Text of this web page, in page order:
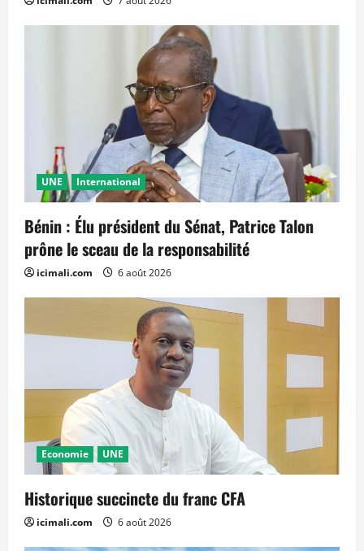
UNE International
Bénin : Élu président du Sénat, Patrice Talon
prône le sceau de la responsabilité
icimali.com 6 août 2026
Economie UNE
Historique succincte du franc CFA
icimali.com 6 août 2026